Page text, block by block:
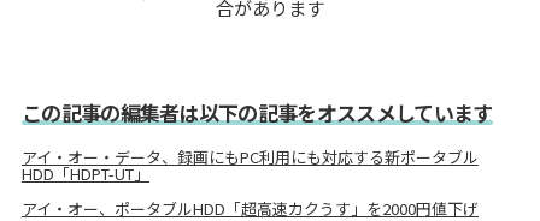
合があります
この記事の編集者は以下の記事をオススメしています
アイ・オー・データ、録画にもPC利用にも対応する新ポータブル
HDD「HDPT-UT」
アイ・オー、ポータブルHDD「超高速カクうす」を2000円値下げ